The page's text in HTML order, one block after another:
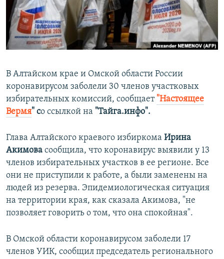
ПОБЕДИТЕЛЕЙ НЕ СУДЯТ?
КРЫМ.НЕПОКОРЕННЫЙ
ELIFBE
ПРИСОЕДИНЯЙТЕСЬ!
Все сайты RFE/RL
В Алтайском крае и Омской области России
коронавирусом заболели 30 членов участковых
избирательных комиссий, сообщает "Настоящее
Вермя" со ссылкой на "Тайга.инфо".
Глава Алтайского краевого избиркома Ирина
Акимова сообщила, что коронавирус выявили у 13
членов избирательных участков в ее регионе. Все
они не приступили к работе, а были заменены на
людей из резерва. Эпидемиологическая ситуация
на территории края, как сказала Акимова, "не
позволяет говорить о том, что она спокойная".
В Омской области коронавирусом заболели 17
членов УИК, сообщил председатель регионального